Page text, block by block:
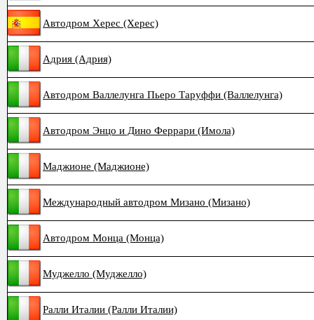
Автодром Херес (Херес)
Адрия (Адрия)
Автодром Валлелунга Пьеро Таруффи (Валлелунга)
Автодром Энцо и Дино Феррари (Имола)
Маджионе (Маджионе)
Международный автодром Мизано (Мизано)
Автодром Монца (Монца)
Муджелло (Муджелло)
Ралли Италии (Ралли Италии)